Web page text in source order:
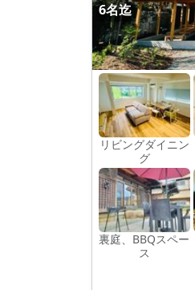
6名迄
リビングダイニン
グ
裏庭、BBQスペー
ス